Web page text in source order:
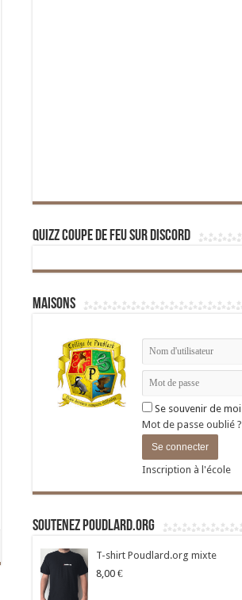
Quizz Coupe de Feu sur Discord
Maisons
Se souvenir de moi
Mot de passe oublié ?
Inscription à l'école
Soutenez Poudlard.org
T-shirt Poudlard.org mixte
8,00 €